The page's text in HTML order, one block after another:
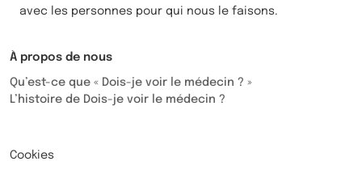
avec les personnes pour qui nous le faisons.
À propos de nous
Qu’est-ce que « Dois-je voir le médecin ? »
L’histoire de Dois-je voir le médecin ?
Cookies